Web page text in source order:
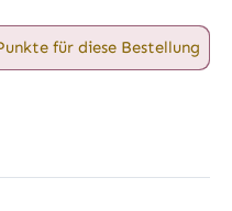
für diese Bestellung